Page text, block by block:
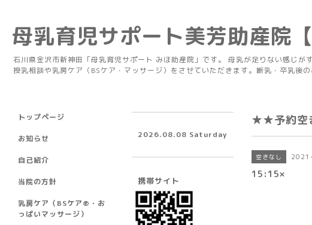
母乳育児サポート美芳助産院【
石川県金沢市新神田「母乳育児サポート みほ助産院」です。 母乳が足りない感じが
授乳相談や乳房ケア（BSケア・マッサージ）をさせていただきます。断乳・卒乳後の
★★予約空
空きなし
15:15×
トップページ
お知らせ
自己紹介
当院の方針
乳房ケア（BSケア®︎・お
っぱいマッサージ）
2026.08.08 Saturday
携帯サイト